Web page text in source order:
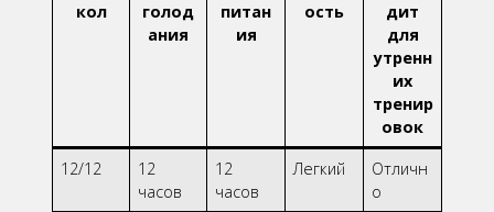
кол
голод
ания
питан
ия
ость
дит
для
утренн
их
тренир
овок
12/12
12
часов
12
часов
Легкий
Отличн
о